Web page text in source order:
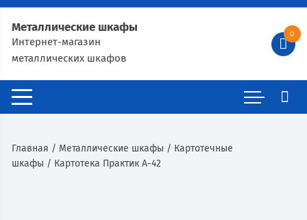
Металлические шкафы
Интернет-магазин
металлических шкафов
0
Главная / Металлические шкафы / Картотечные
шкафы / Картотека Практик А-42